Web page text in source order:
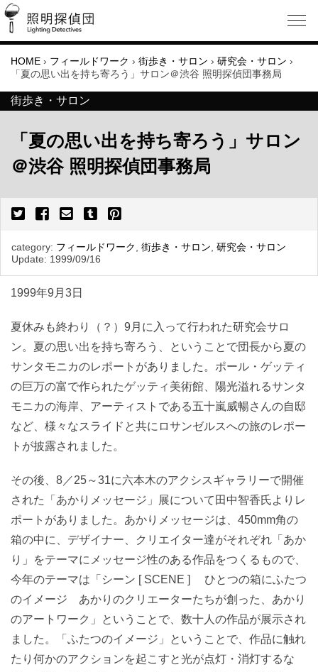
HOME › フィールドワーク › 街歩き・サロン › 研究会・サロン ›
「夏の思い出を持ち寄ろう」サロン＠渋谷 照明探偵団事務局
街歩き・サロン
「夏の思い出を持ち寄ろう」サロン
＠渋谷 照明探偵団事務局
category: フィールドワーク , 街歩き・サロン, 研究会・サロン
Update: 1999/09/16
1999年9月3日
夏休みも終わり（？）9月に入って行われた研究会サロ
ン。夏の思い出を持ち寄ろう、ということで団長から夏の
サンタモニカのレポートがありました。ポール・ゲッティ
の巨万の富で作られたゲッティ美術館、陽光溢れるサンタ
モニカの海岸、アーティストである五十嵐威暢さんの自邸
など、様々なスライドと共にロサンゼルスへの旅のレポー
トが披露されました。
その後、8／25～31に六本木のアクシスギャラリーで開催
された「あかりメッセージ」展について田中智香氏よりレ
ポートがありました。あかりメッセージは、450mm角の
箱の中に、デザイナー、クリエイター達がそれぞれ「あか
り」をテーマにメッセージ性のある作品をつくるもので、
今年のテーマは「シーン [ SCENE ] ひとつの箱にふたつ
のイメージ あかりのクリエーターたちが創った、あかり
のアートワーク」ということで、数十人の作品が展示され
ました。「ふたつのイメージ」ということで、作品に触れ
たり何かのアクションを起こすと光が点灯・消灯するな